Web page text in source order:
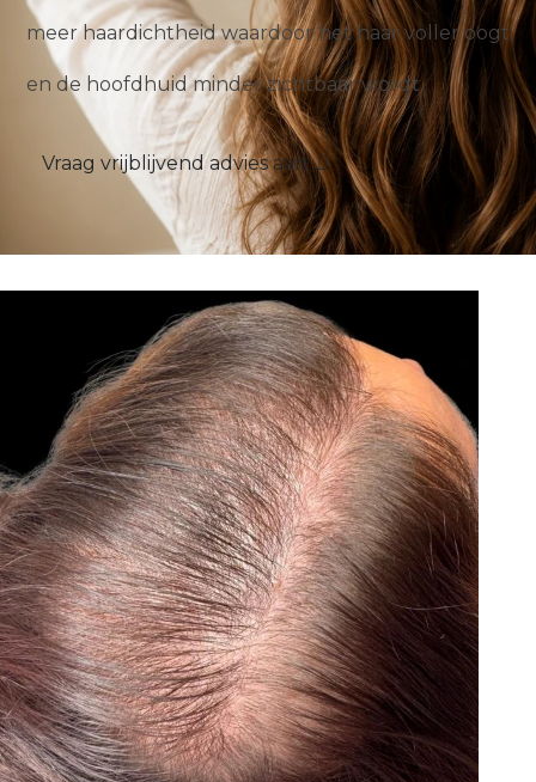
meer haardichtheid waardoor het haar voller oogt
en de hoofdhuid minder zichtbaar wordt.
Vraag vrijblijvend advies aan